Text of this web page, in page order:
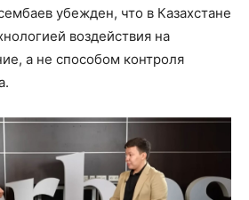
убежден, что в Казахстане
воздействия на
а не способом контроля